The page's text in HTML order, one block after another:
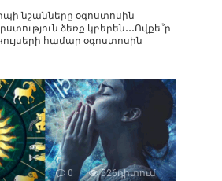
նշանները օգոստոսին
ձեռք կբերեն․․․Ովքե՞ր
համար օգոստոսին
0 526դիտում